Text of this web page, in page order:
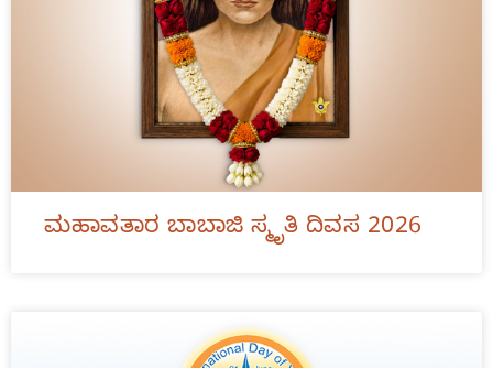
ಮಹಾವತಾರ ಬಾಬಾಜಿ ಸ್ಮೃತಿ ದಿವಸ 2026